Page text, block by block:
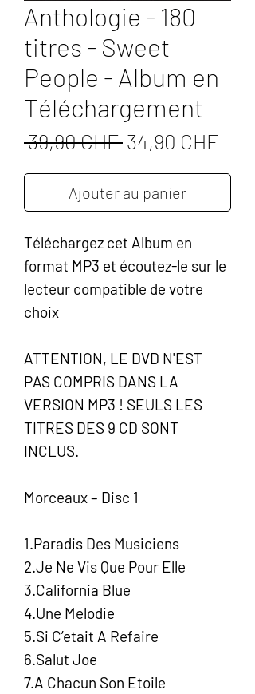
Anthologie - 180
titres - Sweet
People - Album en
Téléchargement
39,90 CHF Prix
34,90 CHFPrix
Ajouter au panier
Téléchargez cet Album en
format MP3 et écoutez-le sur le
lecteur compatible de votre
choix
ATTENTION, LE DVD N'EST
PAS COMPRIS DANS LA
VERSION MP3 ! SEULS LES
TITRES DES 9 CD SONT
INCLUS.
Morceaux – Disc 1
1.Paradis Des Musiciens
2.Je Ne Vis Que Pour Elle
3.California Blue
4.Une Melodie
5.Si C’etait A Refaire
6.Salut Joe
7.A Chacun Son Etoile